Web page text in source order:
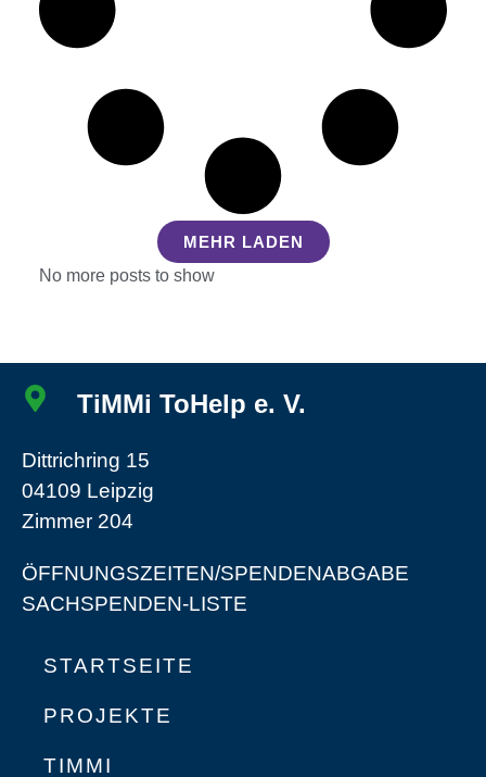
MEHR LADEN
No more posts to show
TiMMi ToHelp e. V.
Dittrichring 15
04109 Leipzig
Zimmer 204
ÖFFNUNGSZEITEN/SPENDENABGABE
SACHSPENDEN-LISTE
STARTSEITE
PROJEKTE
TIMMI